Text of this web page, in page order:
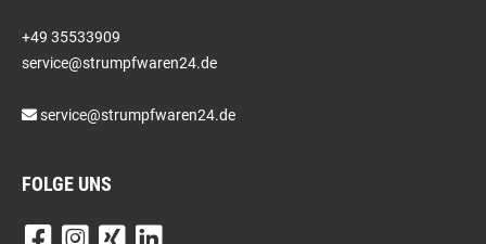
+49 35533909
service@strumpfwaren24.de
service@strumpfwaren24.de
FOLGE UNS